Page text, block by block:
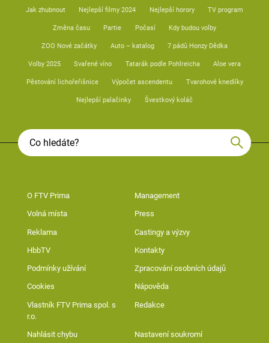
Jak zhubnout Nejlepší filmy 2024 Nejlepší horory TV program
Změna času Partie Počasí Kdy budou volby
ZOO Nové začátky Auto – katalog 7 pádů Honzy Dědka
Volby 2025 Svařené víno Tatarák podle Pohlreicha Aloe vera
Pěstování lichořeřišnice Výpočet ascendentu Tvarohové knedlíky
Nejlepší palačinky Švestkový koláč
O FTV Prima Management
Volná místa Press
Reklama Castingy a výzvy
HbbTV Kontakty
Podmínky užívání Zpracování osobních údajů
Cookies Nápověda
Vlastník FTV Prima spol. s
r.o.
Redakce
Nahlásit chybu Nastavení soukromí